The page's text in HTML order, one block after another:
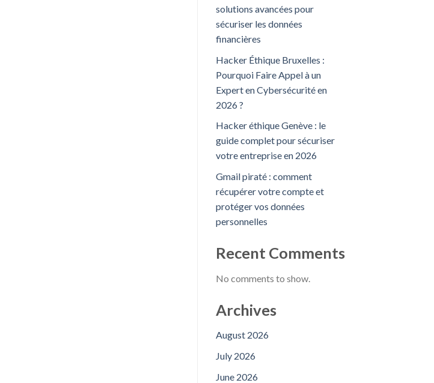
solutions avancées pour
sécuriser les données
financières
Hacker Éthique Bruxelles :
Pourquoi Faire Appel à un
Expert en Cybersécurité en
2026 ?
Hacker éthique Genève : le
guide complet pour sécuriser
votre entreprise en 2026
Gmail piraté : comment
récupérer votre compte et
protéger vos données
personnelles
Recent Comments
No comments to show.
Archives
August 2026
July 2026
June 2026